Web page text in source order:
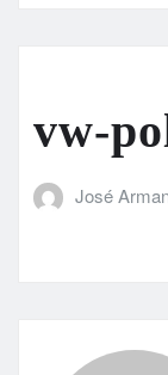
vw-
José